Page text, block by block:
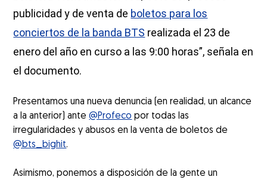
publicidad y de venta de boletos para los
conciertos de la banda BTS realizada el 23 de
enero del año en curso a las 9:00 horas”, señala en
el documento.
Presentamos una nueva denuncia (en realidad, un alcance
a la anterior) ante@Profeco por todas las
irregularidades y abusos en la venta de boletos de
@bts_bighit.
Asimismo, ponemos a disposición de la gente un